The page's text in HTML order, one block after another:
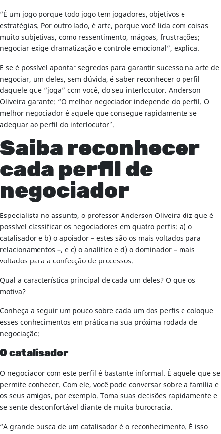
“É um jogo porque todo jogo tem jogadores, objetivos e
estratégias. Por outro lado, é arte, porque você lida com coisas
muito subjetivas, como ressentimento, mágoas, frustrações;
negociar exige dramatização e controle emocional”, explica.
E se é possível apontar segredos para garantir sucesso na arte de
negociar, um deles, sem dúvida, é saber reconhecer o perfil
daquele que “joga” com você, do seu interlocutor. Anderson
Oliveira garante: “O melhor negociador independe do perfil. O
melhor negociador é aquele que consegue rapidamente se
adequar ao perfil do interlocutor”.
Saiba reconhecer
cada perfil de
negociador
Especialista no assunto, o professor Anderson Oliveira diz que é
possível classificar os negociadores em quatro perfis: a) o
catalisador e b) o apoiador – estes são os mais voltados para
relacionamentos –, e c) o analítico e d) o dominador – mais
voltados para a confecção de processos.
Qual a característica principal de cada um deles? O que os
motiva?
Conheça a seguir um pouco sobre cada um dos perfis e coloque
esses conhecimentos em prática na sua próxima rodada de
negociação:
O catalisador
O negociador com este perfil é bastante informal. É aquele que se
permite conhecer. Com ele, você pode conversar sobre a família e
os seus amigos, por exemplo. Toma suas decisões rapidamente e
se sente desconfortável diante de muita burocracia.
“A grande busca de um catalisador é o reconhecimento. É isso